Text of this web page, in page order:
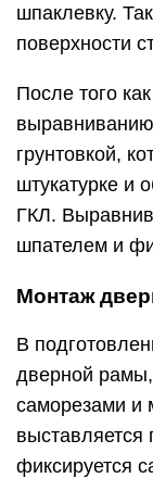
шпаклевку.
поверхности
После того
грунтовкой,
штукатурке и
ГКЛ.
шпателем и
Монтаж
В
дверной
саморезами и
фиксируется